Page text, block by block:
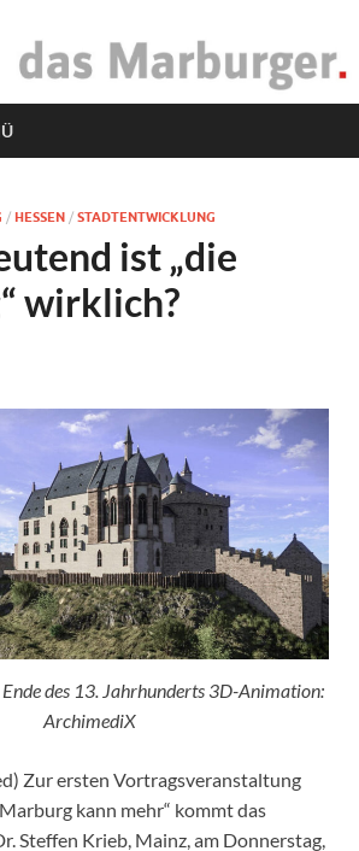
/ HESSEN / STADTENTWICKLUNG
ist „die
wirklich?
des 13. Jahrhunderts 3D-Animation:
ArchimediX
Zur ersten Vortragsveranstaltung
kann mehr“ kommt das
Steffen Krieb, Mainz, am Donnerstag,